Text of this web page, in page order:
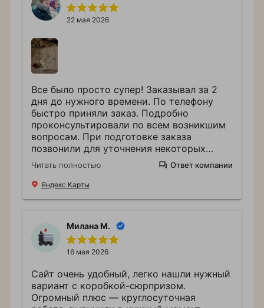
22 мая 2026
Все было просто супер! Заказывал за 2
дня до нужного времени. По телефону
быстро приняли заказ. Подробно
проконсультировали по всем возникшим
вопросам. При подготовке заказа
позвонили для уточнения некоторых
нюансов. Доставку осуществили вовремя,
в хорошо упакованном виде. Благодарю
за хорошую работу и украшения к
совестья, а не кое-как!
Читать полностью Ответ компании
Яндекс Карты
Милана М.
16 мая 2026
Сайт очень удобный, легко нашли нужный
вариант с коробкой-сюрпризом.
Огромный плюс — круглосуточная